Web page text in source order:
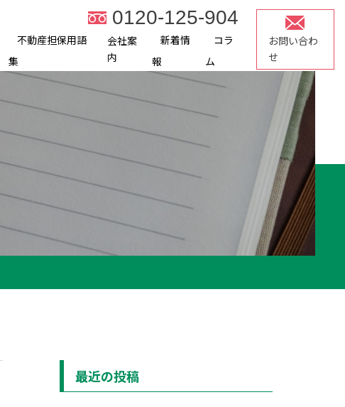
0120-125-904
不動産担保用語
集
会社案
内
新着情
報
コラ
ム
お問い合わ
せ
最近の投稿